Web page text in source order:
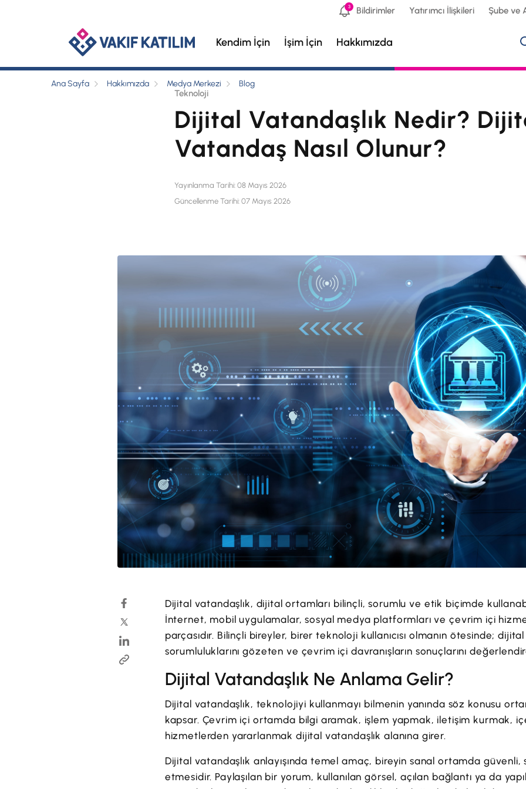
3 Bildirimler Yatırımcı İlişkileri Şube ve
Kendim İçin İşim İçin Hakkımızda
Ana Sayfa Hakkımızda Medya Merkezi Blog
Teknoloji
Dijital Vatandaşlık Nedir?
Vatandaş Nasıl Olunur?
Yayınlanma Tarihi: 08 Mayıs 2026
Güncellenme Tarihi: 07 Mayıs 2026
Dijital vatandaşlık, dijital ortamları bilinçli, sorumlu ve etik biçimde
İnternet, mobil uygulamalar, sosyal medya platformları ve çevrim içi
parçasıdır. Bilinçli bireyler, birer teknoloji kullanıcısı olmanın ötesinde; dijital
sorumluluklarını gözeten ve çevrim içi davranışların sonuçlarını
Dijital Vatandaşlık Ne Anlama Gelir?
Dijital vatandaşlık, teknolojiyi kullanmayı bilmenin yanında söz konusu
kapsar. Çevrim içi ortamda bilgi aramak, işlem yapmak, iletişim kurmak,
hizmetlerden yararlanmak dijital vatandaşlık alanına girer.
Dijital vatandaşlık anlayışında temel amaç, bireyin sanal ortamda güvenli,
etmesidir. Paylaşılan bir yorum, kullanılan görsel, açılan bağlantı ya da